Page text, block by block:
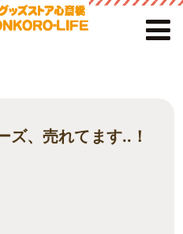
ズ、売れてます..！